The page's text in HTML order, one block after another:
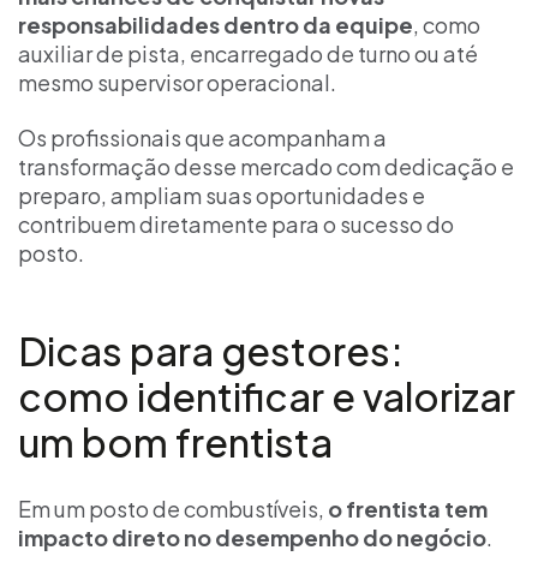
responsabilidades dentro da equipe, como
auxiliar de pista, encarregado de turno ou até
mesmo supervisor operacional.
Os profissionais que acompanham a
transformação desse mercado com dedicação e
preparo, ampliam suas oportunidades e
contribuem diretamente para o sucesso do
posto.
Dicas para gestores:
como identificar e valorizar
um bom frentista
Em um posto de combustíveis, o frentista tem
impacto direto no desempenho do negócio.